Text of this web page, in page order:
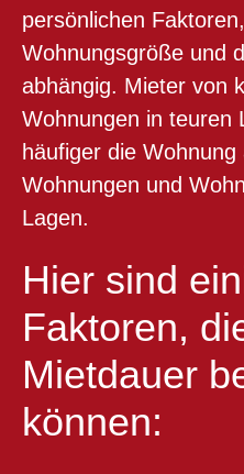
persönlichen
Wohnungsgröße und
abhängig. Mieter von
Wohnungen in teuren
häufiger die
Wohnungen und
Lagen.
Hier sind
Faktoren,
Mietdauer
können: